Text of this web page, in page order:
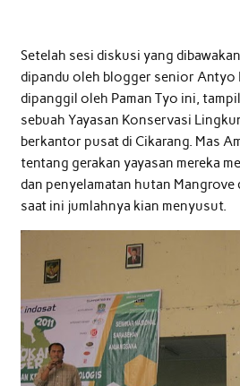
Setelah sesi diskusi yang
dipandu oleh blogger senior Antyo
dipanggil oleh Paman Tyo ini,
sebuah Yayasan Konservasi
berkantor pusat di Cikarang. Mas
tentang gerakan yayasan mereka
dan penyelamatan hutan Mangrove
saat ini jumlahnya kian menyusut.